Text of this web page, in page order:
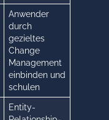
Anwender
durch
gezieltes
Change
Management
einbinden und
schulen
Entity-